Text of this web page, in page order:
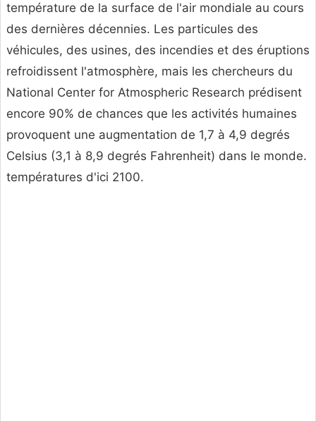
température de la surface de l'air mondiale au cours
des dernières décennies. Les particules des
véhicules, des usines, des incendies et des éruptions
refroidissent l'atmosphère, mais les chercheurs du
National Center for Atmospheric Research prédisent
encore 90% de chances que les activités humaines
provoquent une augmentation de 1,7 à 4,9 degrés
Celsius (3,1 à 8,9 degrés Fahrenheit) dans le monde.
températures d'ici 2100.